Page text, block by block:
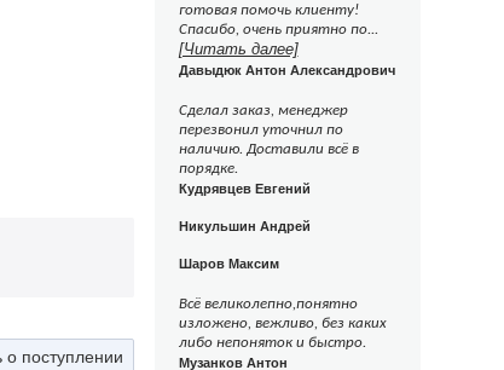
о поступлении
готовая помочь клиенту!
Спасибо, очень приятно по...
[Читать далее]
Давыдюк Антон Александрович
Сделал заказ, менеджер
перезвонил уточнил по
наличию. Доставили всё в
порядке.
Кудрявцев Евгений
Никульшин Андрей
Шаров Максим
Всё великолепно,понятно
изложено, вежливо, без каких
либо непоняток и быстро.
Музанков Антон